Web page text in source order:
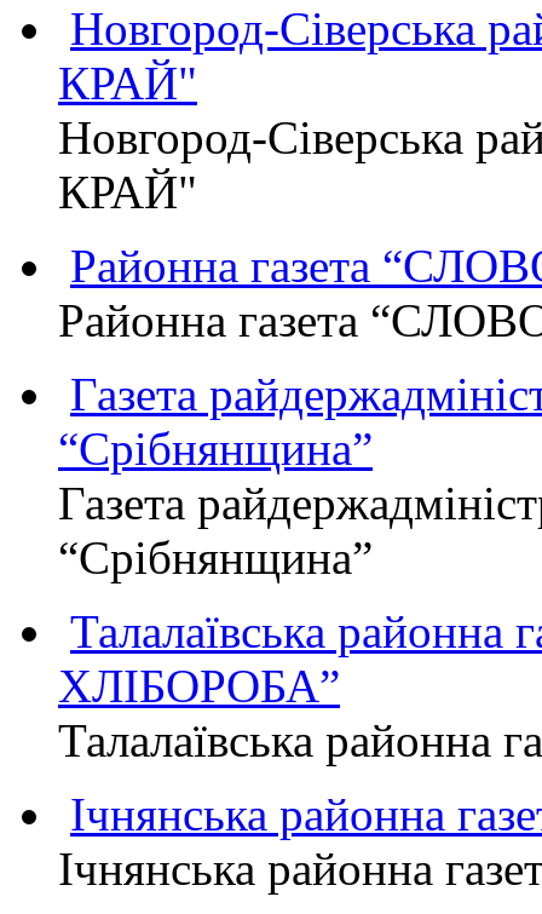
Новгород-Сіверська
КРАЙ"
Новгород-Сіверська
КРАЙ"
Районна газета
Районна газета
Газета
“Срібнянщина”
Газета
“Срібнянщина”
Талалаївська
ХЛІБОРОБА”
Талалаївська
Ічнянська районна
Ічнянська районна